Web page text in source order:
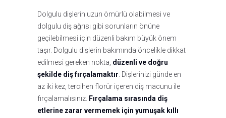
Dolgulu dişlerin uzun ömürlü olabilmesi ve
dolgulu diş ağrısı gibi sorunların önüne
geçilebilmesi için düzenli bakım büyük önem
taşır. Dolgulu dişlerin bakımında öncelikle dikkat
edilmesi gereken nokta, düzenli ve doğru
şekilde diş fırçalamaktır. Dişlerinizi günde en
az iki kez, tercihen florür içeren diş macunu ile
fırçalamalısınız. Fırçalama sırasında diş
etlerine zarar vermemek için yumuşak kıllı